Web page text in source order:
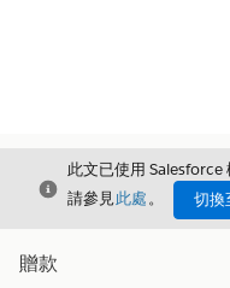
結束
此文已使用
請參見此處。 切換
贈款